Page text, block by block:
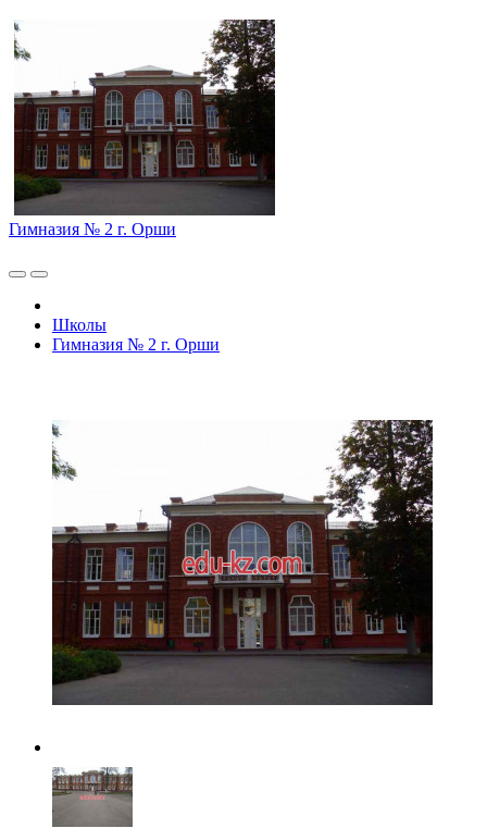
Гимназия № 2 г. Орши
Школы
Гимназия № 2 г. Орши